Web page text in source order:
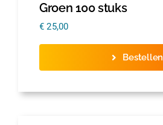
Groen 100 stuks
€ 25,00
Bestellen